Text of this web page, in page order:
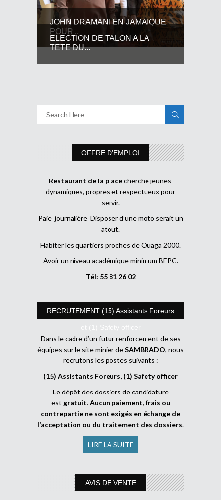
JOHN DRAMANI EN JAMAIQUE
POUR...
ELECTION DE TALON A LA
TETE DU...
OFFRE D’EMPLOI
Restaurant de la placecherche jeunes
dynamiques, propres et respectueux pour
servir.
Paie journalière Disposer d’une moto serait un
atout.
Habiter les quartiers proches de Ouaga 2000.
Avoir un niveau académique minimum BEPC.
Tél: 55 81 26 02
RECRUTEMENT (15) Assistants Foreurs
et (1) Safety officer
Dans le cadre d’un futur renforcement de ses
équipes sur le site minier deSAMBRADO, nous
recrutons les postes suivants :
(15) Assistants Foreurs, (1) Safety officer
Le dépôt des dossiers de candidature
est gratuit.Aucun paiement, frais ou
contrepartie ne sont exigés en échange de
l’acceptation ou du traitement des dossiers.
LIRE LA SUITE
AVIS DE VENTE